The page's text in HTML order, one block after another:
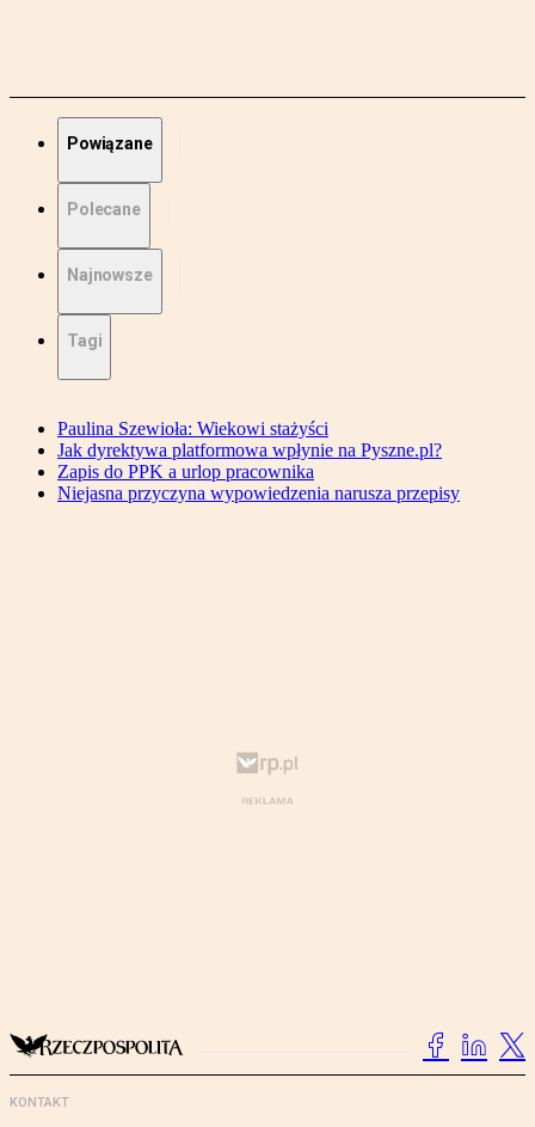
Powiązane
Polecane
Najnowsze
Tagi
Paulina Szewioła: Wiekowi stażyści
Jak dyrektywa platformowa wpłynie na Pyszne.pl?
Zapis do PPK a urlop pracownika
Niejasna przyczyna wypowiedzenia narusza przepisy
KONTAKT